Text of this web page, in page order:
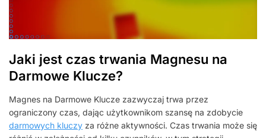
Jaki jest czas trwania Magnesu na
Darmowe Klucze?
Magnes na Darmowe Klucze zazwyczaj trwa przez
ograniczony czas, dając użytkownikom szansę na zdobycie
darmowych kluczy za różne aktywności. Czas trwania może się